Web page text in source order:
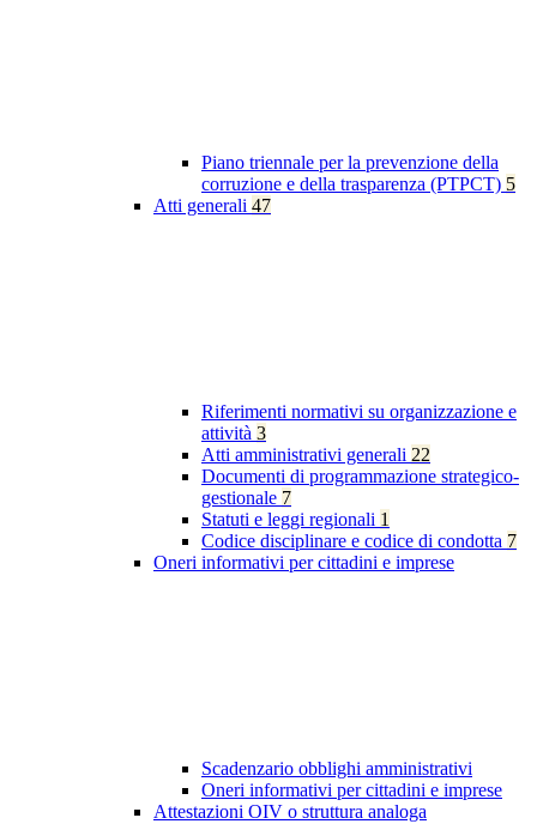
Piano triennale per la prevenzione della
corruzione e della trasparenza (PTPCT) 5
Atti generali 47
Riferimenti normativi su organizzazione e
attività 3
Atti amministrativi generali 22
Documenti di programmazione strategico-
gestionale 7
Statuti e leggi regionali 1
Codice disciplinare e codice di condotta 7
Oneri informativi per cittadini e imprese
Scadenzario obblighi amministrativi
Oneri informativi per cittadini e imprese
Attestazioni OIV o struttura analoga